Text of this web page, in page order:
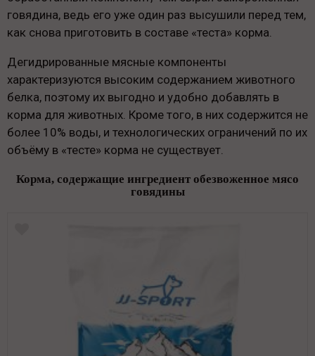
говядина, ведь его уже один раз высушили перед тем,
как снова приготовить в составе «теста» корма.
Дегидрированные мясные компоненты
характеризуются высоким содержанием животного
белка, поэтому их выгодно и удобно добавлять в
корма для животных. Кроме того, в них содержится не
более 10% воды, и технологических ограничений по их
объёму в «тесте» корма не существует.
Корма, содержащие ингредиент обезвоженное мясо
говядины